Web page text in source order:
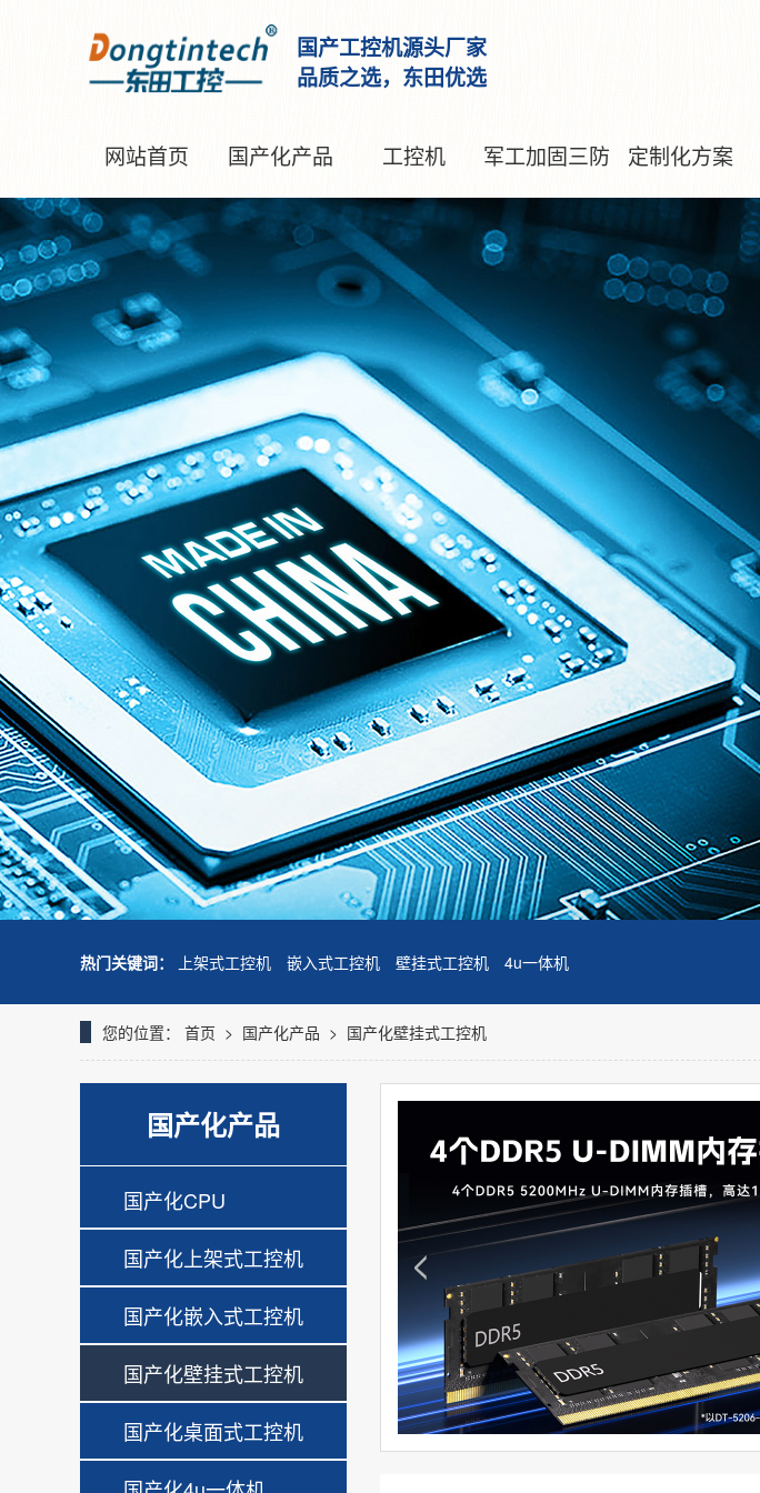
国产工控机源头厂家
品质之选，东田优选
网站首页 国产化产品 工控机 军工加固三防 定制化方案
热门关键词： 上架式工控机 嵌入式工控机 壁挂式工控机 4u一体机
您的位置： 首页 > 国产化产品 > 国产化壁挂式工控机
国产化产品
国产化CPU
国产化上架式工控机
国产化嵌入式工控机
国产化壁挂式工控机
国产化桌面式工控机